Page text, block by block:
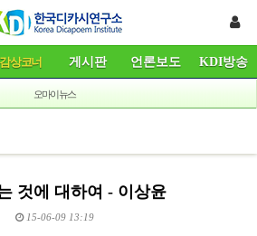
감상코너 게시판 언론보도 KDI방송
오마이뉴스
것에 대하여 - 이상윤
15-06-09 13:19